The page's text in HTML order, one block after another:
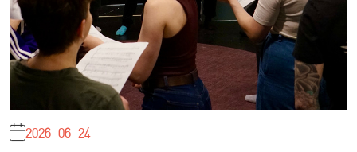
2026-06-24